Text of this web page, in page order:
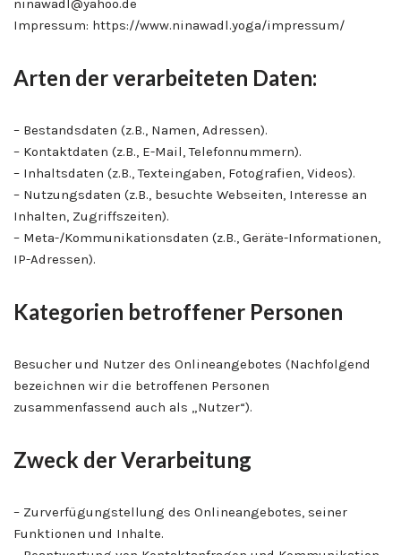
ninawadl@yahoo.de
Impressum: https://www.ninawadl.yoga/impressum/
Arten der verarbeiteten Daten:
– Bestandsdaten (z.B., Namen, Adressen).
– Kontaktdaten (z.B., E-Mail, Telefonnummern).
– Inhaltsdaten (z.B., Texteingaben, Fotografien, Videos).
– Nutzungsdaten (z.B., besuchte Webseiten, Interesse an
Inhalten, Zugriffszeiten).
– Meta-/Kommunikationsdaten (z.B., Geräte-Informationen,
IP-Adressen).
Kategorien betroffener Personen
Besucher und Nutzer des Onlineangebotes (Nachfolgend
bezeichnen wir die betroffenen Personen
zusammenfassend auch als „Nutzer“).
Zweck der Verarbeitung
– Zurverfügungstellung des Onlineangebotes, seiner
Funktionen und Inhalte.